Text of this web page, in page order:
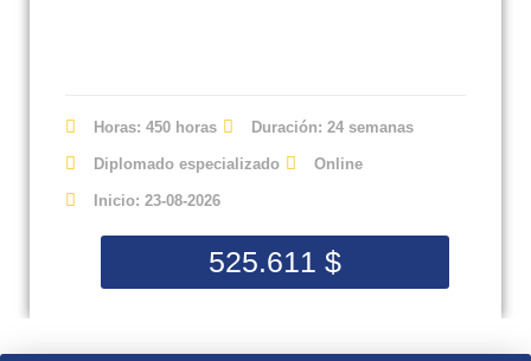
Horas: 450 horas Duración: 24 semanas
Diplomado especializado Online
Inicio: 23-08-2026
525.611 $